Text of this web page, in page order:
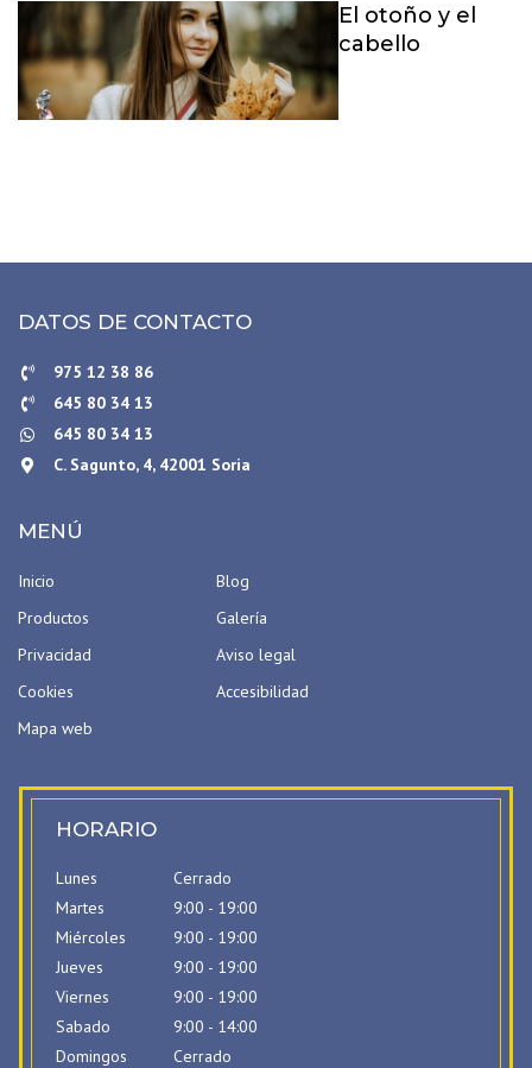
El otoño y el
cabello
DATOS DE CONTACTO
975 12 38 86
645 80 34 13
645 80 34 13
C. Sagunto, 4, 42001 Soria
MENÚ
Inicio
Blog
Productos
Galería
Privacidad
Aviso legal
Cookies
Accesibilidad
Mapa web
HORARIO
Lunes
Cerrado
Martes
9:00 - 19:00
Miércoles
9:00 - 19:00
Jueves
9:00 - 19:00
Viernes
9:00 - 19:00
Sabado
9:00 - 14:00
Domingos
Cerrado